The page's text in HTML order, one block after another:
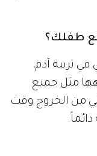
مع طفلك؟
تربية آدم،
مثل جميع
من الخروج وقت